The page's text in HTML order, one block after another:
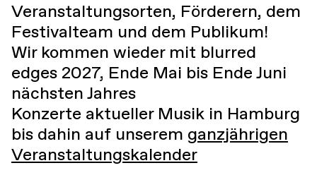
Veranstaltungsorten, Förderern, dem
Festivalteam und dem Publikum!
Wir kommen wieder mit blurred
edges 2027, Ende Mai bis Ende Juni
nächsten Jahres
Konzerte aktueller Musik in Hamburg
bis dahin auf unserem ganzjährigen
Veranstaltungskalender